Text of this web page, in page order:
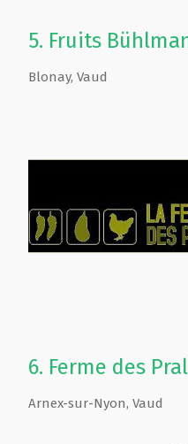
5. Fruits
Blonay, Vaud
6. Ferme des
Arnex-sur-Nyon, Vaud